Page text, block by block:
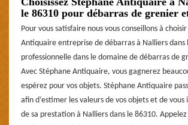
le 86310 pour débarras de grenier
Pour vous satisfaire nous vous conseillons à
Antiquaire entreprise de débarras à Nalliers dans
professionnelle dans le domaine de débarras de
Avec Stéphane Antiquaire, vous gagnerez
espérez pour vos objets. Stéphane Antiquaire
afin d’estimer les valeurs de vos objets et de
de sa prestation à Nalliers dans le 86310.